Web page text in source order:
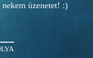
üzenetet! :)